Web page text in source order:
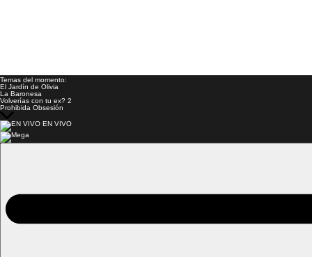
Temas del momento:
El Jardín de Olivia
La Baronesa
Volverías con tu ex? 2
Prohibida Obsesión
EN VIVO